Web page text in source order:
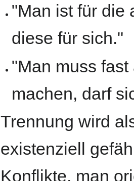
"Man ist für die
diese für sich."
"Man muss
machen, darf
Trennung wird
existenziell
Konflikte, man